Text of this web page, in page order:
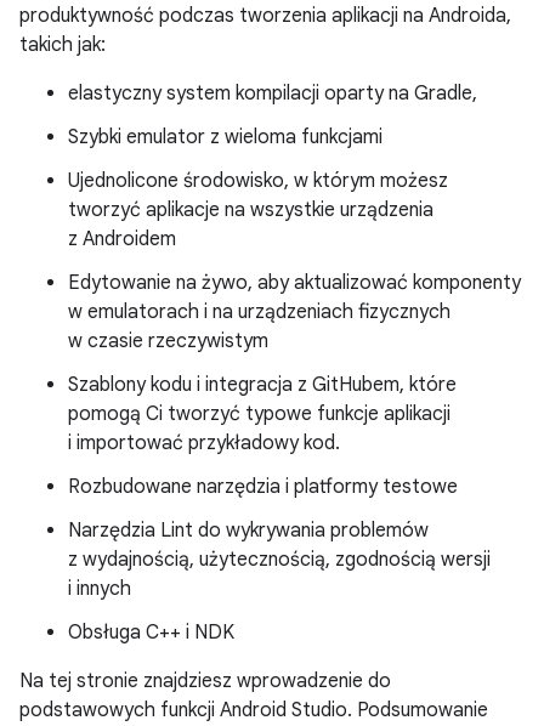
produktywność podczas tworzenia aplikacji na Androida,
takich jak:
elastyczny system kompilacji oparty na Gradle,
Szybki emulator z wieloma funkcjami
Ujednolicone środowisko, w którym możesz
tworzyć aplikacje na wszystkie urządzenia
z Androidem
Edytowanie na żywo, aby aktualizować komponenty
w emulatorach i na urządzeniach fizycznych
w czasie rzeczywistym
Szablony kodu i integracja z GitHubem, które
pomogą Ci tworzyć typowe funkcje aplikacji
i importować przykładowy kod.
Rozbudowane narzędzia i platformy testowe
Narzędzia Lint do wykrywania problemów
z wydajnością, użytecznością, zgodnością wersji
i innych
Obsługa C++ i NDK
Na tej stronie znajdziesz wprowadzenie do
podstawowych funkcji Android Studio. Podsumowanie